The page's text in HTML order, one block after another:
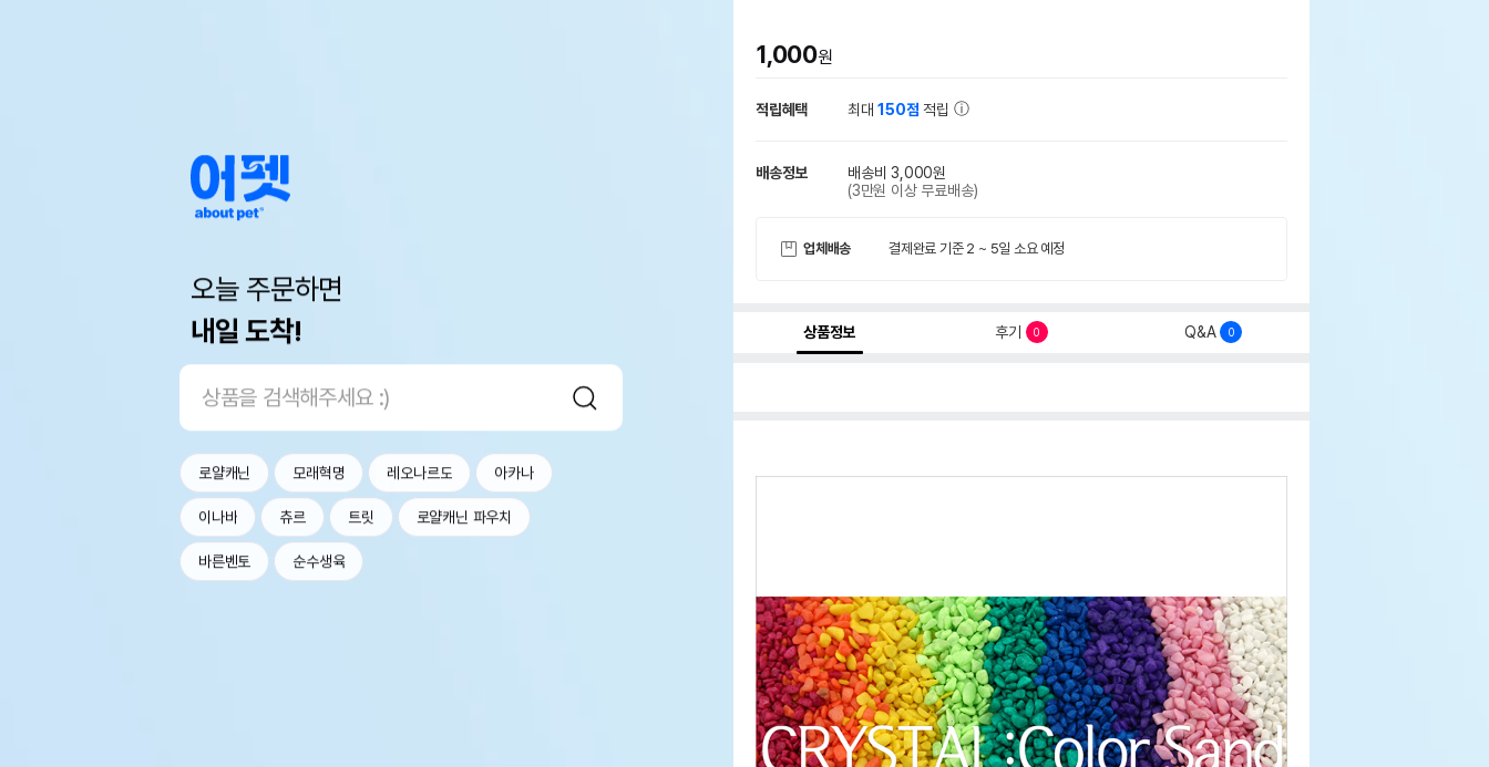
오늘 주문하면
내일 도착!
로얄캐닌 모래혁명 레오나르도 아카나
이나바 츄르 트릿 로얄캐닌 파우치
바른벤토 순수생육
1,000원
적립혜택 최대150점 적립
배송정보
배송비 3,000원
(3만원 이상 무료배송)
업체배송 결제완료 기준 2 ~ 5일 소요 예정
상품정보 후기 0 Q&A 0